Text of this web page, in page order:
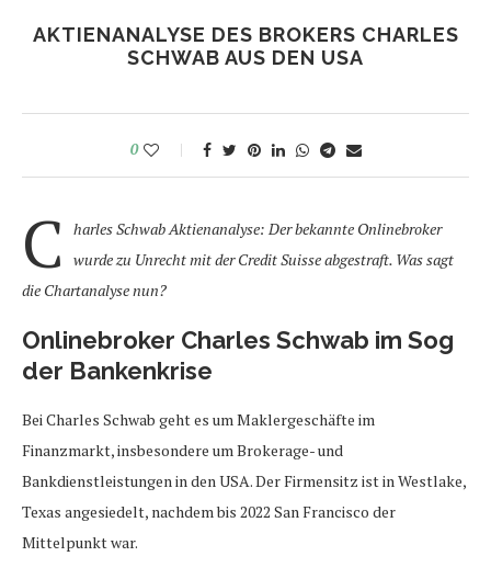
AKTIENANALYSE DES BROKERS CHARLES
SCHWAB AUS DEN USA
0
C
harles Schwab Aktienanalyse: Der bekannte Onlinebroker
wurde zu Unrecht mit der Credit Suisse abgestraft. Was sagt
die Chartanalyse nun?
Onlinebroker Charles Schwab im Sog
der Bankenkrise
Bei Charles Schwab geht es um Maklergeschäfte im
Finanzmarkt, insbesondere um Brokerage- und
Bankdienstleistungen in den USA. Der Firmensitz ist in Westlake,
Texas angesiedelt, nachdem bis 2022 San Francisco der
Mittelpunkt war.